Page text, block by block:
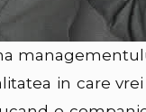
in care